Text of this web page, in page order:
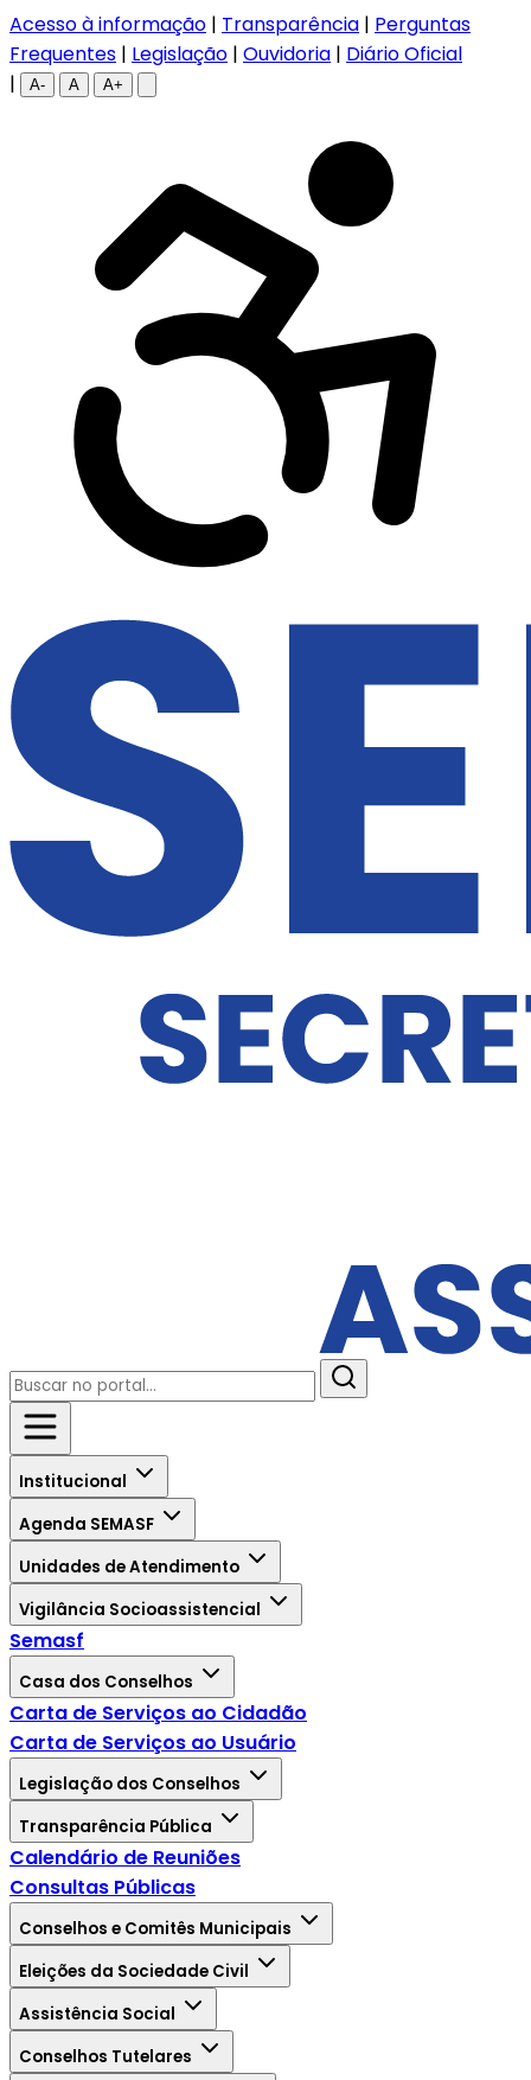
Acesso à informação | Transparência | Perguntas
Frequentes | Legislação | Ouvidoria | Diário Oficial
|
A- A A+
Institucional
Agenda SEMASF
Unidades de Atendimento
Vigilância Socioassistencial
Semasf
Casa dos Conselhos
Carta de Serviços ao Cidadão
Carta de Serviços ao Usuário
Legislação dos Conselhos
Transparência Pública
Calendário de Reuniões
Consultas Públicas
Conselhos e Comitês Municipais
Eleições da Sociedade Civil
Assistência Social
Conselhos Tutelares